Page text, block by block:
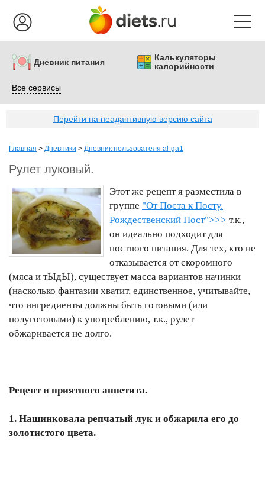
Дневник питания
Калькуляторы
калорийности
Все сервисы
Перейти на неадаптивную версию сайта
Главная > Дневники > Дневник пользователя al-ga1
Рулет луковый.
Этот же рецепт я разместила в
группе "От Поста к Посту.
Рождественский Пост">>> т.к.,
он идеально подходит для
постного питания. Для тех, кто не
отказывается от скоромного
(мяса и тЫдЫ), существует масса вариантов начинки
(насколько фантазии хватит, единственное, учитывайте,
что ингредиенты должны быть готовыми (или
полуготовыми) к употреблению, т.к., рулет
обжаривается не долго.
Рецепт и приятного аппетита.
1. Нашинковала репчатый лук и обжарила его до
золотистого цвета.